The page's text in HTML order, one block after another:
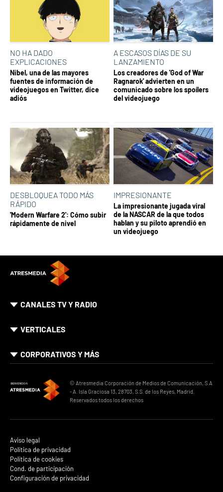
NO HA DADO
EXPLICACIONES
Nibel, una de las mayores
fuentes de información de
videojuegos en Twitter, dice
adiós
A ESCASOS DÍAS DE SU
LANZAMIENTO
Los creadores de 'God of War
Ragnarok' advierten en un
comunicado sobre los spoílers
del videojuego
DESBLOQUEA TODO MÁS
RÁPIDO
'Modern Warfare 2': Cómo subir
rápidamente de nivel
IMPRESIONANTE
La impresionante jugada viral
de la NASCAR de la que todos
hablan y su piloto aprendió en
un videojuego
CANALES TV Y RADIO
VERTICALES
CORPORATIVOS Y MÁS
© Atresmedia Corporación de Medios de Comunicación, S.A
- A. Isla Graciosa 13, 28703, S.S. de los Reyes, Madrid.
Reservados todos los derechos
Aviso legal
Política de privacidad
Política de cookies
Cond. de participación
Configuración de privacidad